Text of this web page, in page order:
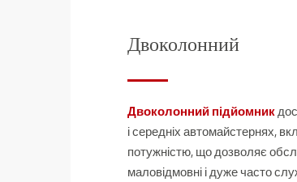
Двоколонний
Двоколонний підйомник
і середніх автомайстернях,
потужністю, що дозволяє
маловідмовні і дуже часто